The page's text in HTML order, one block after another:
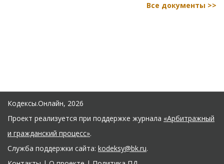
Все документы >>
Кодексы.Онлайн, 2026
Проект реализуется при поддержке журнала «Арбитражный
и гражданский процесс».
Служба поддержки сайта: kodeksy@bk.ru.